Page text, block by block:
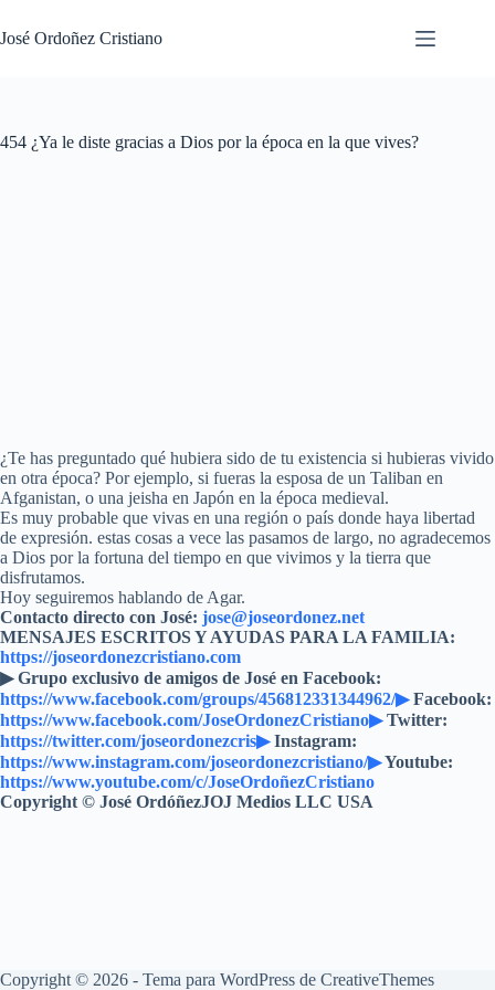
al
contenido
José Ordoñez Cristiano
454 ¿Ya le diste gracias a Dios por la época en la que vives?
¿Te has preguntado qué hubiera sido de tu existencia si hubieras vivido
en otra época? Por ejemplo, si fueras la esposa de un Taliban en
Afganistan, o una jeisha en Japón en la época medieval.
Es muy probable que vivas en una región o país donde haya libertad
de expresión. estas cosas a vece las pasamos de largo, no agradecemos
a Dios por la fortuna del tiempo en que vivimos y la tierra que
disfrutamos.
Hoy seguiremos hablando de Agar.
Contacto directo con José: jose@joseordonez.net
MENSAJES ESCRITOS Y AYUDAS PARA LA FAMILIA:
https://joseordonezcristiano.com
▶︎ Grupo exclusivo de amigos de José en Facebook:
https://www.facebook.com/groups/456812331344962/▶Facebook:
https://www.facebook.com/JoseOrdonezCristiano▶Twitter:
https://twitter.com/joseordonezcris▶Instagram:
https://www.instagram.com/joseordonezcristiano/▶Youtube:
https://www.youtube.com/c/JoseOrdoñezCristiano
Copyright © José OrdóñezJOJ Medios LLC USA
Copyright © 2026 - Tema para WordPress de CreativeThemes